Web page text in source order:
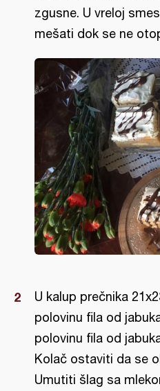
zgusne. U vreloj
mešati dok se ne
U kalup prečnika
polovinu fila od
polovinu fila od
Kolač ostaviti da se
Umutiti šlag sa